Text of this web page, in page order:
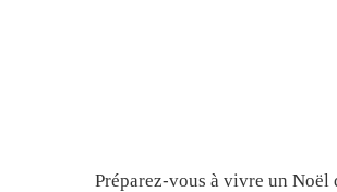
Préparez-vous à vivre un Noël